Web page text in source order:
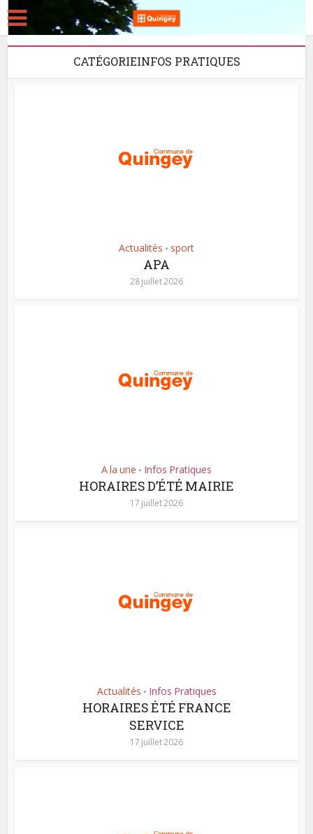
CATÉGORIEINFOS PRATIQUES
Actualités • sport
APA
28 juillet 2026
A la une • Infos Pratiques
HORAIRES D’ÉTÉ MAIRIE
17 juillet 2026
Actualités • Infos Pratiques
HORAIRES ÉTÉ FRANCE
SERVICE
17 juillet 2026